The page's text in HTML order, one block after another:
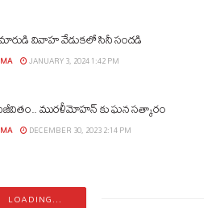
వివాహ వేడుకలో సినీ సందడి
JANUARY 3, 2024 1:42 PM
మురళీమోహన్ కు ఘన సత్కారం
DECEMBER 30, 2023 2:14 PM
LOADING...